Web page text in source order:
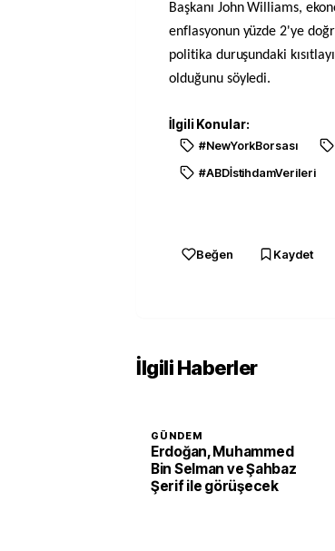
Başkanı John Williams,
enflasyonun yüzde 2'ye
politika duruşundaki
olduğunu söyledi.
İlgili Konular:
#NewYorkBorsası
#ABDİstihdamVerileri
Beğen Kaydet
İlgili Haberler
GÜNDEM
Erdoğan, Muhammed
Bin Selman ve Şahbaz
Şerif ile görüşecek